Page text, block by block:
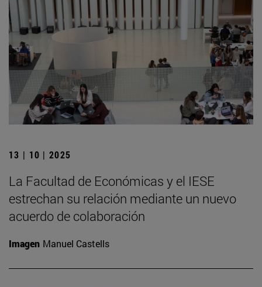
13 | 10 | 2025
La Facultad de Económicas y el IESE
estrechan su relación mediante un nuevo
acuerdo de colaboración
Imagen Manuel Castells